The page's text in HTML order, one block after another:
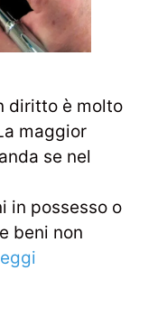
diritto è molto
maggior
se nel
in possesso o
beni non